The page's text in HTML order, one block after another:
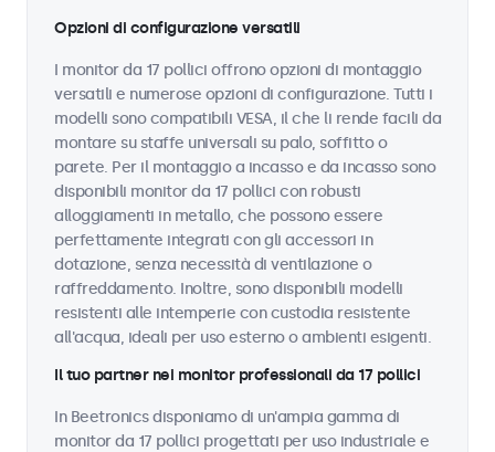
Opzioni di configurazione versatili
I monitor da 17 pollici offrono opzioni di montaggio
versatili e numerose opzioni di configurazione. Tutti i
modelli sono compatibili VESA, il che li rende facili da
montare su staffe universali su palo, soffitto o
parete. Per il montaggio a incasso e da incasso sono
disponibili monitor da 17 pollici con robusti
alloggiamenti in metallo, che possono essere
perfettamente integrati con gli accessori in
dotazione, senza necessità di ventilazione o
raffreddamento. Inoltre, sono disponibili modelli
resistenti alle intemperie con custodia resistente
all'acqua, ideali per uso esterno o ambienti esigenti.
Il tuo partner nei monitor professionali da 17 pollici
In Beetronics disponiamo di un'ampia gamma di
monitor da 17 pollici progettati per uso industriale e